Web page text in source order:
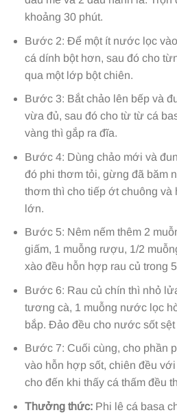
khoảng 30 phút.
Bước 2: Để một ít nước lọc
cá dính bột hơn, sau đó cho
qua một lớp bột chiên.
Bước 3: Bắt chảo lên bếp và
vừa đủ, sau đó cho từ từ cá
vàng thì gắp ra đĩa.
Bước 4: Dùng chảo mới và
đó phi thơm tỏi, gừng đã băm
thơm thì cho tiếp ớt chuông
lớn.
Bước 5: Nêm nếm thêm 2
giấm, 1 muỗng rượu, 1/2
xào đều hỗn hợp rau củ trong
Bước 6: Rau củ chín thì nhỏ
tương cà, 1 muỗng nước lọc
bắp. Đảo đều cho nước sốt sệt
Bước 7: Cuối cùng, cho phần
vào hỗn hợp sốt, chiên đều
cho đến khi thấy cá thấm đều
Thưởng thức:Phi lê cá basa